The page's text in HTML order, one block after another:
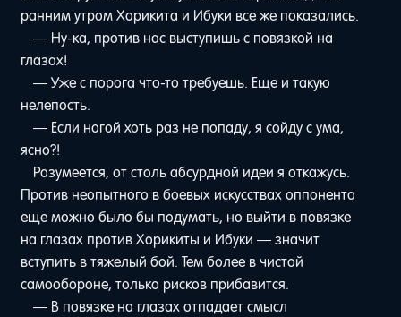
ранним утром Хорикита и Ибуки все же показались.
— Ну-ка, против нас выступишь с повязкой на
глазах!
— Уже с порога что-то требуешь. Еще и такую
нелепость.
— Если ногой хоть раз не попаду, я сойду с ума,
ясно?!
Разумеется, от столь абсурдной идеи я откажусь.
Против неопытного в боевых искусствах оппонента
еще можно было бы подумать, но выйти в повязке
на глазах против Хорикиты и Ибуки — значит
вступить в тяжелый бой. Тем более в чистой
самообороне, только рисков прибавится.
— В повязке на глазах отпадает смысл